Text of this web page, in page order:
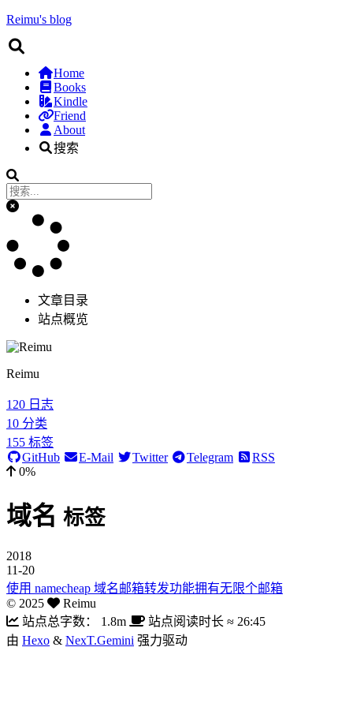
Reimu's blog
Home
Books
Kindle
Friend
About
搜索
文章目录
站点概览
Reimu
120 日志
10 分类
155 标签
GitHub
E-Mail Twitter Telegram
RSS
0%
域名 标签
2018
11-20
使用 namecheap 域名邮箱转发功能拥有无限个邮箱
© 2025
Reimu
站点总字数：
1.8m 站点阅读时长 ≈ 26:45
由 Hexo & NexT.Gemini 强力驱动